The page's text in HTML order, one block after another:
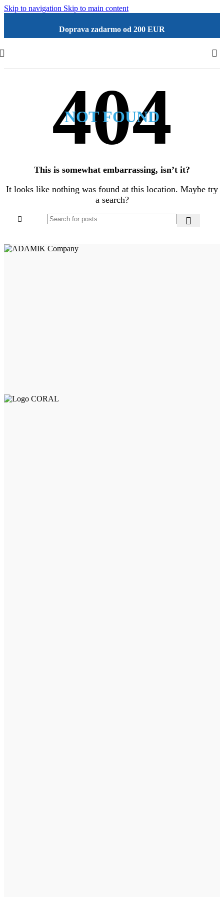
Skip to navigation Skip to main content
Doprava zadarmo od 200 EUR
NOT FOUND
This is somewhat embarrassing, isn’t it?
It looks like nothing was found at this location. Maybe try
a search?